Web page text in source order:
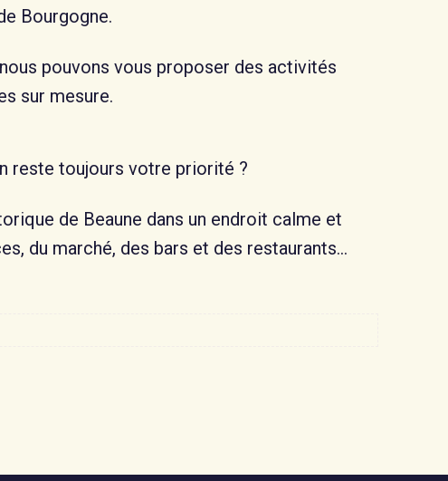
Bourgogne.
pouvons vous proposer des activités
sur mesure.
reste toujours votre priorité ?
de Beaune dans un endroit calme et
du marché, des bars et des restaurants…